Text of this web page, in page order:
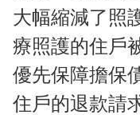
大幅縮減了照
療照護的住戶
優先保障擔保
住戶的退款請